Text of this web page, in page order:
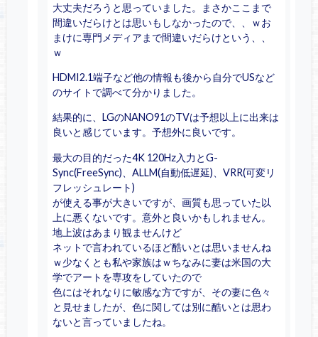
大丈夫だろうと思っていました。まさかここまで
間違いだらけとは思いもしなかったので、、ｗお
まけに専門メディアまで間違いだらけという、、
ｗ
HDMI2.1端子など他の情報も後から自分でUSなど
のサイトで調べて分かりました。
結果的に、LGのNANO91のTVは予想以上に出来は
良いと感じています。予想外に良いです。
最大の目的だった4K 120Hz入力とG-
Sync(FreeSync)、ALLM(自動低遅延)、VRR(可変リ
フレッシュレート)
が使える事が大きいですが、画質も思っていた以
上に悪くないです。意外と良いかもしれません。
地上波はあまり観ませんけど
ネットで言われているほど酷いとは思いませんね
ｗ少なくとも私や家族はｗちなみに妻は米国の大
学でアートを専攻をしていたので
色にはそれなりに敏感な方ですが、その妻に色々
と見せましたが、色に関しては別に酷いとは思わ
ないと言っていましたね。